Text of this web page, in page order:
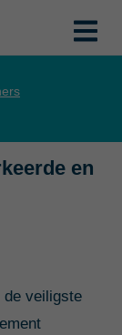
en
de veiligste